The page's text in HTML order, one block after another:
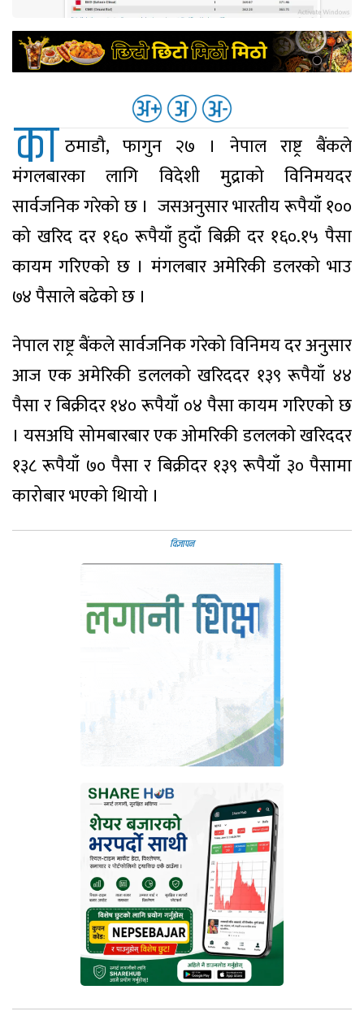
अन्य
का ठमाडौ, फागुन २७ । नेपाल राष्ट्र बैंकले
मंगलबारका लागि विदेशी मुद्राको विनिमयदर
सार्वजनिक गरेको छ । जसअनुसार भारतीय रूपैयाँ १००
को खरिद दर १६० रूपैयाँ हुदाँ बिक्री दर १६०.१५ पैसा
कायम गरिएको छ । मंगलबार अमेरिकी डलरको भाउ
७४ पैसाले बढेको छ ।
नेपाल राष्ट्र बैंकले सार्वजनिक गरेको विनिमय दर अनुसार
आज एक अमेरिकी डललको खरिददर १३९ रूपैयाँ ४४
पैसा र बिक्रीदर १४० रूपैयाँ ०४ पैसा कायम गरिएको छ
। यसअघि सोमबारबार एक ओमरिकी डललको खरिददर
१३८ रूपैयाँ ७० पैसा र बिक्रीदर १३९ रूपैयाँ ३० पैसामा
कारोबार भएको थिायो ।